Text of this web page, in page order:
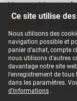
Ce site utilise
Nous utilisons des
navigation possible et
panier d'achat, compte
nous utilisons d'autres
davantage notre site
l'enregistrement de
dans les paramètres.
d'informations .
Catégorie
Utilisation
Ordinateur
Unsere
Unsere
Copyright ©IPC-